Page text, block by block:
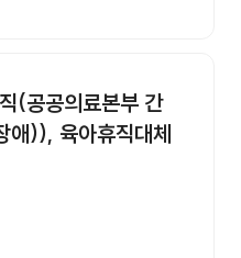
(공공의료본부 간
애)), 육아휴직대체